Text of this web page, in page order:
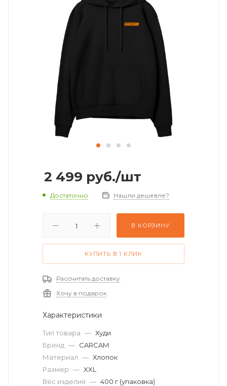
2 499 руб./шт
Достаточно Нашли дешевле?
В КОРЗИНУ
КУПИТЬ В 1 КЛИК
Рассчитать доставку
Хочу в подарок
Характеристики
Тип товара — Худи
Бренд — CARCAM
Материал — Хлопок
Размер — XXL
Вес изделия — 400 г (упаковка)